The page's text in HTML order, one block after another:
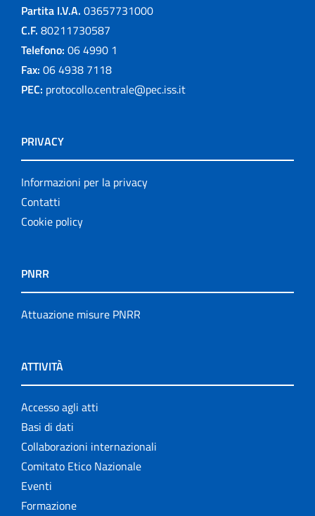
Partita I.V.A. 03657731000
C.F. 80211730587
Telefono: 06 4990 1
Fax: 06 4938 7118
PEC: protocollo.centrale@pec.iss.it
PRIVACY
Informazioni per la privacy
Contatti
Cookie policy
PNRR
Attuazione misure PNRR
ATTIVITÀ
Accesso agli atti
Basi di dati
Collaborazioni internazionali
Comitato Etico Nazionale
Eventi
Formazione